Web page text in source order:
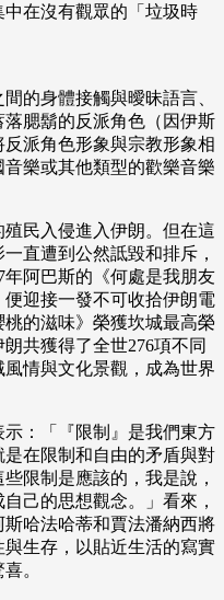
在沒有觀眾的「垃圾時
的身體接觸與曖昧語言、
腮鬍的反派角色（因伊斯
派角色形象與宗教形象相
樂或其他類型的歡樂音樂
民入侵進入伊朗。但在這
直遭到公然詆毀和排斥，
阿巴斯的《何處是我朋友
迎接一發不可收拾伊朗電
的滋味》榮獲坎城最高榮
共獲得了全世276項不同
情與文化景觀，成為世界
：「『限制』是我們東方
在限制和自由的矛盾與對
限制是應該的，我是說，
己的思想觀念。」看來，
哈法哈蒂和賈法潘納西將
生存，以貼近生活的寫實
。